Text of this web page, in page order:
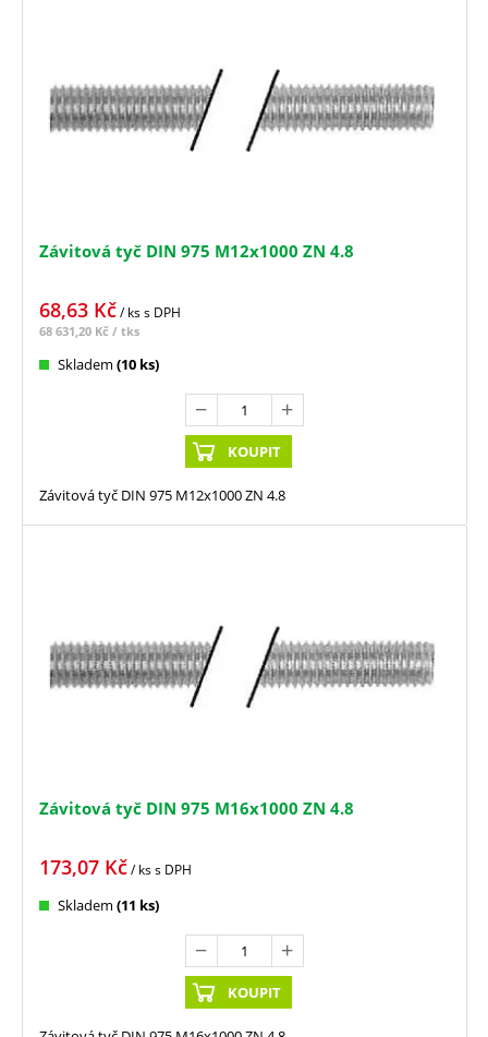
Závitová tyč DIN 975 M12x1000 ZN 4.8
68,63 Kč/ kss DPH
68 631,20 Kč / tks
Skladem (10 ks)
KOUPIT
Závitová tyč DIN 975 M12x1000 ZN 4.8
Závitová tyč DIN 975 M16x1000 ZN 4.8
173,07 Kč/ kss DPH
Skladem (11 ks)
KOUPIT